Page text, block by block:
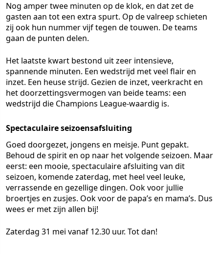
Nog amper twee minuten op de klok, en dat zet de
gasten aan tot een extra spurt. Op de valreep schieten
zij ook hun nummer vijf tegen de touwen. De teams
gaan de punten delen.
Het laatste kwart bestond uit zeer intensieve,
spannende minuten. Een wedstrijd met veel flair en
inzet. Een heuse strijd. Gezien de inzet, veerkracht en
het doorzettingsvermogen van beide teams: een
wedstrijd die Champions League-waardig is.
Spectaculaire seizoensafsluiting
Goed doorgezet, jongens en meisje. Punt gepakt.
Behoud de spirit en op naar het volgende seizoen. Maar
eerst: een mooie, spectaculaire afsluiting van dit
seizoen, komende zaterdag, met heel veel leuke,
verrassende en gezellige dingen. Ook voor jullie
broertjes en zusjes. Ook voor de papa’s en mama’s. Dus
wees er met zijn allen bij!
Zaterdag 31 mei vanaf 12.30 uur. Tot dan!